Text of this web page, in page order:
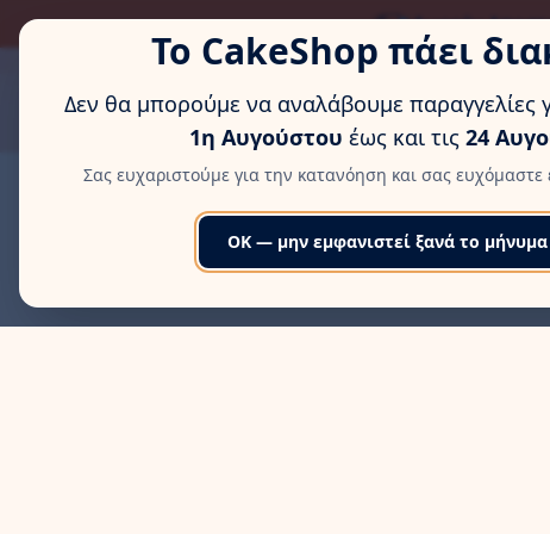
Το CakeShop πάει
Δεν θα μπορούμε να αναλάβουμε παραγγελίες
1η Αυγούστου έως και τις 24
Σας ευχαριστούμε για την κατανόηση και σας ευχόμαστε
OK — μην εμφανιστεί ξανά το μήνυμα
Δωρεάν
MENU